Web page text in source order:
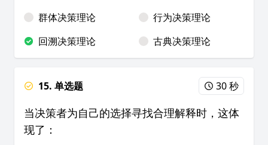
群体决策理论
行为决策理论
回溯决策理论
古典决策理论
15. 单选题 30 秒
当决策者为自己的选择寻找合理解释时，这体
现了：